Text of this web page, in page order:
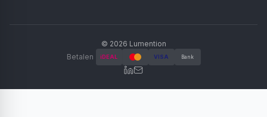
© 2026 Lumention
Betalen
iDEAL VISA Bank